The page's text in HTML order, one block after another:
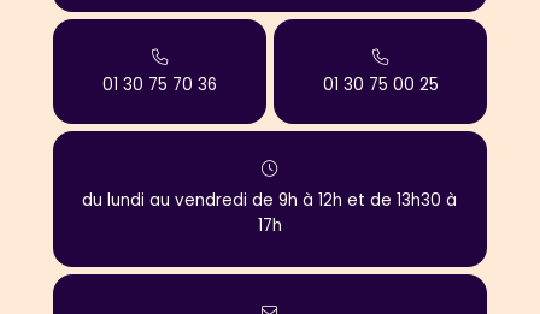
01 30 75 70 36 01 30 75 00 25
du lundi au vendredi de 9h à 12h et de 13h30 à
17h